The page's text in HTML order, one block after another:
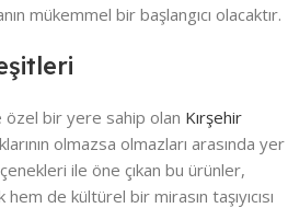
mükemmel bir başlangıcı olacaktır.
özel bir yere sahip olan Kırşehir
olmazsa olmazları arasında yer
ile öne çıkan bu ürünler,
de kültürel bir mirasın taşıyıcısı